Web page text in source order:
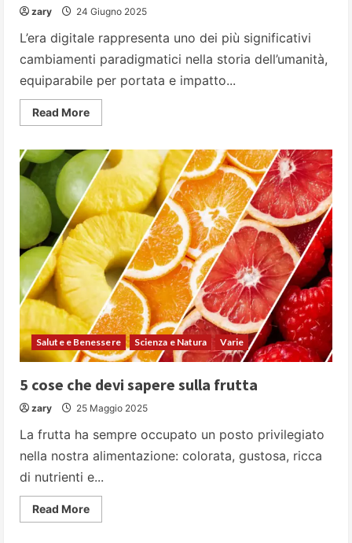
zary 24 Giugno 2025
L’era digitale rappresenta uno dei più significativi
cambiamenti paradigmatici nella storia dell’umanità,
equiparabile per portata e impatto...
Read MoreRead
more
viaggio
nell’era
digitale
Salute e Benessere Scienza e Natura Varie
5 cose che devi sapere sulla frutta
zary 25 Maggio 2025
La frutta ha sempre occupato un posto privilegiato
nella nostra alimentazione: colorata, gustosa, ricca
di nutrienti e...
Read MoreRead
more